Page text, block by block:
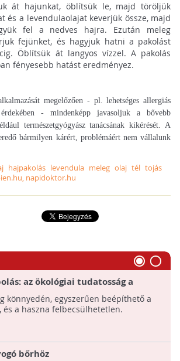
át hajunkat, öblítsük le, majd töröljük
és a levendulaolajat keverjük össze, majd
fel a nedves hajra. Ezután meleg
fejünket, és hagyjuk hatni a pakolást
Öblítsük át langyos vízzel. A pakolás
fényesebb hatást eredményez.
megelőzően - pl. lehetséges allergiás
- mindenképp javasoljuk a bővebb
természetgyógyász tanácsának kikérését. A
bármilyen kárért, problémáért nem vállalunk
hajpakolás levendula meleg olaj tél tojás
napidoktor.hu
az ökológiai tudatosság a
könnyedén, egyszerűen beépíthető a
és a haszna felbecsülhetetlen.
bőrhöz